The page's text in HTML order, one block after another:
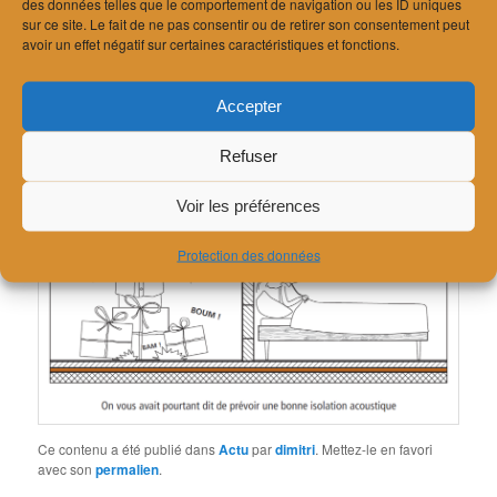
sur ce site. Le fait de ne pas consentir ou de retirer son consentement peut
avoir un effet négatif sur certaines caractéristiques et fonctions.
Accepter
Refuser
Voir les préférences
Protection des données
Notre bureau sera fermé du vendredi 20 décembre au lundi 6
Ce contenu a été publié dansActupardimitri. Mettez-le en favori
avec sonpermalien.